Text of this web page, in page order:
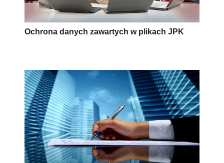
Ochrona danych zawartych w plikach JPK